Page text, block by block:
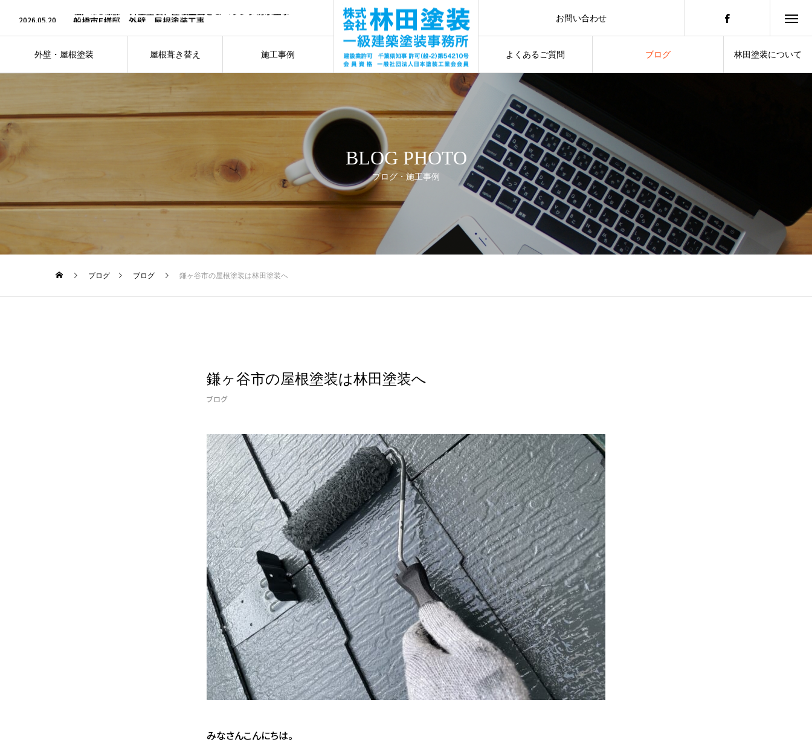
外壁・屋根塗装
屋根葺き替え
施工事例
よくあるご質問
ブログ
林田塗装について
2026.05.20 船橋市F様邸 外壁、屋根塗装工事
2026.04.30 鎌ケ谷市N様邸 外壁・屋根板金塗装工事
鎌ケ谷市O様邸 外壁・屋根塗装＆ベランダ防水工事
2026.07.6 松戸市S様邸 外壁塗装、屋根上葺き＆ベランダ防水工事
お問い合わせ
BLOG PHOTO
ブログ・施工事例
ブログ ブログ 鎌ヶ谷市の屋根塗装は林田塗装へ
鎌ヶ谷市の屋根塗装は林田塗装へ
ブログ
みなさんこんにちは。